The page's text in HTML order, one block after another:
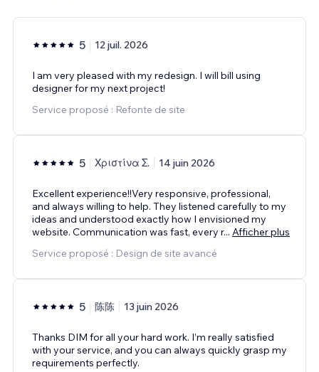
5 12 juil. 2026
I am very pleased with my redesign. I will bill using
designer for my next project!
Service proposé : Refonte de site
5 Χριστίνα Σ. 14 juin 2026
Excellent experience!!Very responsive, professional,
and always willing to help. They listened carefully to my
ideas and understood exactly how I envisioned my
website. Communication was fast, every r... Afficher plus
Service proposé : Design de site avancé
5 陈陈 13 juin 2026
Thanks DIM for all your hard work. I’m really satisfied
with your service, and you can always quickly grasp my
requirements perfectly.